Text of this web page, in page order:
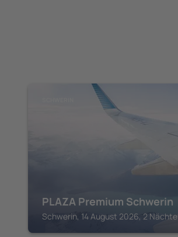
PLAZA Premium Schwerin
Schwerin, 14 August 2026, 2 Nächte